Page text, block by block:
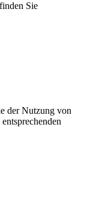
Sie
der Nutzung von